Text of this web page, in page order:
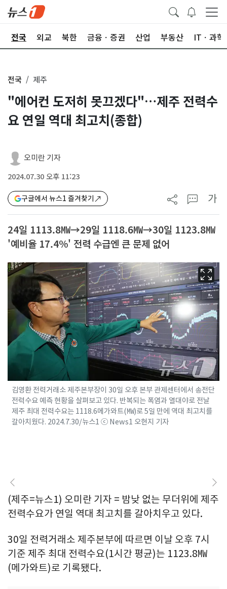
전국 외교 북한 금융ㆍ증권 산업 부동산 ITㆍ과학
전국 제주
"에어컨 도저히 못끄겠다"…제주 전력수
요 연일 역대 최고치(종합)
오미란 기자
2024.07.30 오후 11:23
구글에서 뉴스1 즐겨찾기 가
24일 1113.8㎿→29일 1118.6㎿→30일 1123.8㎿
'예비율 17.4%' 전력 수급엔 큰 문제 없어
김영환 전력거래소 제주본부장이 30일 오후 본부 관제센터에서 송전단
전력수요 예측 현황을 살펴보고 있다. 반복되는 폭염과 열대야로 전날
제주 최대 전력수요는 1118.6메가와트(㎿)로 5일 만에 역대 최고치를
갈아치웠다. 2024.7.30/뉴스1 ⓒ News1 오현지 기자
(제주=뉴스1) 오미란 기자 = 밤낮 없는 무더위에 제주
전력수요가 연일 역대 최고치를 갈아치우고 있다.
30일 전력거래소 제주본부에 따르면 이날 오후 7시
기준 제주 최대 전력수요(1시간 평균)는 1123.8㎿
(메가와트)로 기록됐다.